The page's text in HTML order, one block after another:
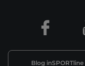
Blog inSPORTline
Facebook